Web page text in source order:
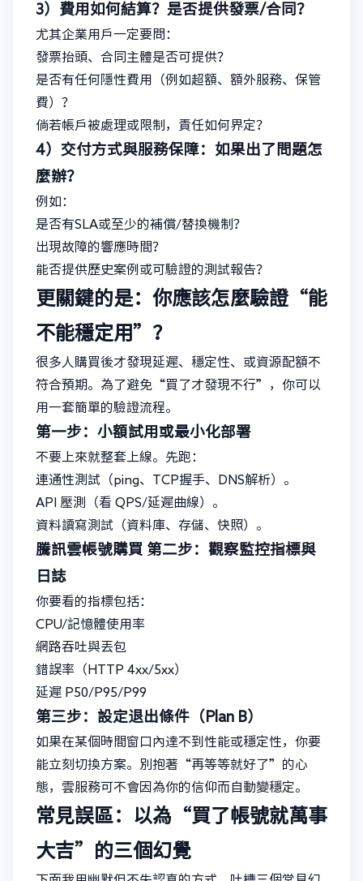
3）費用如何結算？是否提供發票/合同？
尤其企業用戶一定要問：
發票抬頭、合同主體是否可提供？
是否有任何隱性費用（例如超額、額外服務、保管
費）？
倘若帳戶被處理或限制，責任如何界定？
4）交付方式與服務保障：如果出了問題怎
麼辦？
例如：
是否有SLA或至少的補償/替換機制？
出現故障的響應時間？
能否提供歷史案例或可驗證的測試報告？
更關鍵的是：你應該怎麼驗證“能
不能穩定用”？
很多人購買後才發現延遲、穩定性、或資源配額不
符合預期。為了避免“買了才發現不行”，你可以
用一套簡單的驗證流程。
第一步：小額試用或最小化部署
不要上來就整套上線。先跑：
連通性測試（ping、TCP握手、DNS解析）。
API 壓測（看 QPS/延遲曲線）。
資料讀寫測試（資料庫、存儲、快照）。
騰訊雲帳號購買 第二步：觀察監控指標與
日誌
你要看的指標包括：
CPU/記憶體使用率
網路吞吐與丟包
錯誤率（HTTP 4xx/5xx）
延遲 P50/P95/P99
第三步：設定退出條件（Plan B）
如果在某個時間窗口內達不到性能或穩定性，你要
能立刻切換方案。別抱著“再等等就好了”的心
態，雲服務可不會因為你的信仰而自動變穩定。
常見誤區：以為“買了帳號就萬事
大吉”的三個幻覺